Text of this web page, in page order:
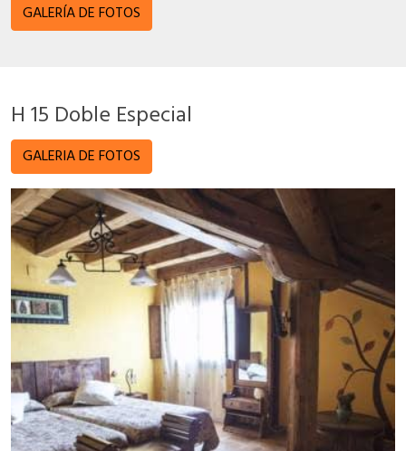
GALERÍA DE FOTOS
H 15 Doble Especial
GALERIA DE FOTOS